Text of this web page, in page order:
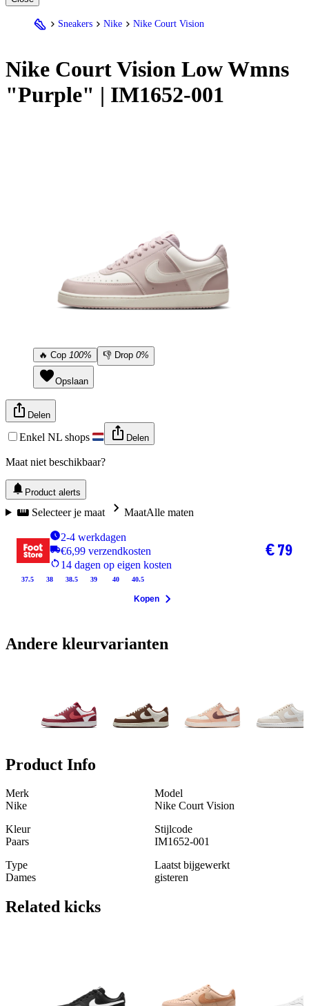
Sneakers Nike Nike Court Vision
Nike Court Vision Low Wmns
"Purple" | IM1652-001
🔥 Cop 100% 👎 Drop 0%
Opslaan
Delen
Enkel NL shops Delen
Maat niet beschikbaar?
Product alerts
Selecteer je maat MaatAlle maten
2-4 werkdagen
€6,99 verzendkosten
14 dagen op eigen kosten
37.5 38 38.5 39 40 40.5
€ 79
Kopen
Andere kleurvarianten
Product Info
Merk
Nike
Model
Nike Court Vision
Kleur
Paars
Stijlcode
IM1652-001
Type
Dames
Laatst bijgewerkt
gisteren
Related kicks